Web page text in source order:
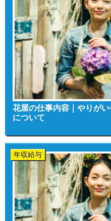
花屋の仕事内容｜やりが
について
年収給与